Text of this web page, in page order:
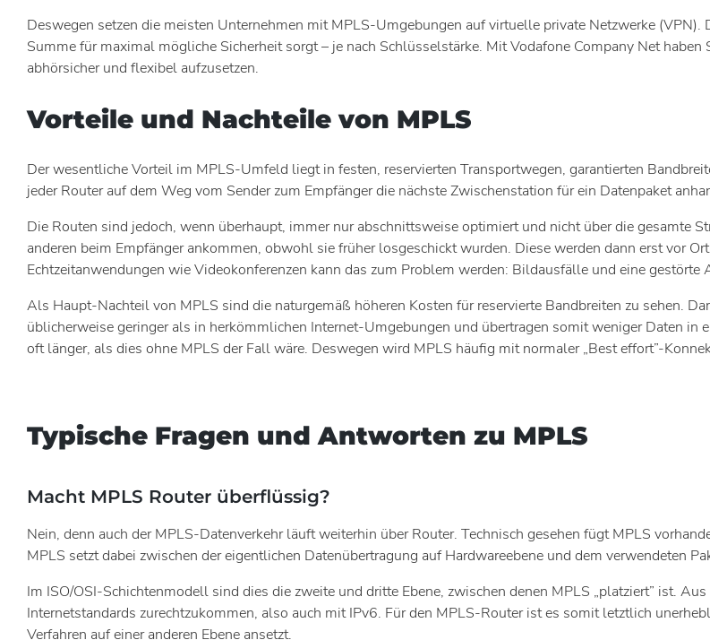
Deswegen setzen die meisten Unternehmen mit MPLS-Umgebungen auf virtuelle private Netzwerke
Summe für maximal mögliche Sicherheit sorgt – je nach Schlüsselstärke. Mit Vodafone Company Net
abhörsicher und flexibel aufzusetzen.
Vorteile und Nachteile von MPLS
Der wesentliche Vorteil im MPLS-Umfeld liegt in festen, reservierten Transportwegen, garantierten
jeder Router auf dem Weg vom Sender zum Empfänger die nächste Zwischenstation für ein Datenpaket
Die Routen sind jedoch, wenn überhaupt, immer nur abschnittsweise optimiert und nicht über die gesamte
anderen beim Empfänger ankommen, obwohl sie früher losgeschickt wurden. Diese werden dann erst vor
Echtzeitanwendungen wie Videokonferenzen kann das zum Problem werden: Bildausfälle und eine
Als Haupt-Nachteil von MPLS sind die naturgemäß höheren Kosten für reservierte Bandbreiten zu sehen.
üblicherweise geringer als in herkömmlichen Internet-Umgebungen und übertragen somit weniger Daten
oft länger, als dies ohne MPLS der Fall wäre. Deswegen wird MPLS häufig mit normaler „Best effort”-
Typische Fragen und Antworten zu MPLS
Macht MPLS Router überflüssig?
Nein, denn auch der MPLS-Datenverkehr läuft weiterhin über Router. Technisch gesehen fügt MPLS
MPLS setzt dabei zwischen der eigentlichen Datenübertragung auf Hardwareebene und dem verwendeten
Im ISO/OSI-Schichtenmodell sind dies die zweite und dritte Ebene, zwischen denen MPLS „platziert” ist.
Internetstandards zurechtzukommen, also auch mit IPv6. Für den MPLS-Router ist es somit letztlich
Verfahren auf einer anderen Ebene ansetzt.